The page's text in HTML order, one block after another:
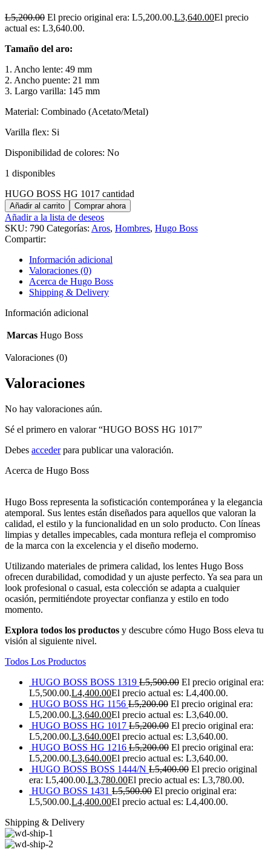
L5,200.00 El precio original era: L5,200.00.L3,640.00El precio
actual es: L3,640.00.
Tamaño del aro:
1. Ancho lente: 49 mm
2. Ancho puente: 21 mm
3. Largo varilla: 145 mm
Material: Combinado (Acetato/Metal)
Varilla flex: Si
Disponibilidad de colores: No
1 disponibles
HUGO BOSS HG 1017 cantidad
Añadir al carrito Comprar ahora
Añadir a la lista de deseos
SKU: 790 Categorías: Aros, Hombres, Hugo Boss
Compartir:
Información adicional
Valoraciones (0)
Acerca de Hugo Boss
Shipping & Delivery
Información adicional
Marcas Hugo Boss
Valoraciones (0)
Valoraciones
No hay valoraciones aún.
Sé el primero en valorar “HUGO BOSS HG 1017”
Debes accederpara publicar una valoración.
Acerca de Hugo Boss
Hugo Boss representa la sofisticación contemporánea y la elegancia
atemporal. Sus lentes están diseñados para aquellos que valoran la
calidad, el estilo y la funcionalidad en un solo producto. Con líneas
limpias y detalles impecables, cada montura refleja el compromiso
de la marca con la excelencia y el diseño moderno.
Utilizando materiales de primera calidad, los lentes Hugo Boss
ofrecen durabilidad, comodidad y un ajuste perfecto. Ya sea para un
look profesional o casual, esta colección se adapta a cualquier
ocasión, permitiéndote proyectar confianza y estilo en todo
momento.
Explora todos los productos y descubre cómo Hugo Boss eleva tu
visión al siguiente nivel.
Todos Los Productos
HUGO BOSS BOSS 1319 L5,500.00 El precio original era:
L5,500.00.L4,400.00El precio actual es: L4,400.00.
HUGO BOSS HG 1156 L5,200.00 El precio original era:
L5,200.00.L3,640.00El precio actual es: L3,640.00.
HUGO BOSS HG 1017 L5,200.00 El precio original era:
L5,200.00.L3,640.00El precio actual es: L3,640.00.
HUGO BOSS HG 1216 L5,200.00 El precio original era:
L5,200.00.L3,640.00El precio actual es: L3,640.00.
HUGO BOSS BOSS 1444/N L5,400.00 El precio original
era: L5,400.00.L3,780.00El precio actual es: L3,780.00.
HUGO BOSS 1431 L5,500.00 El precio original era:
L5,500.00.L4,400.00El precio actual es: L4,400.00.
Shipping & Delivery